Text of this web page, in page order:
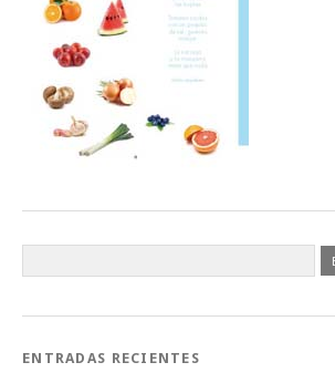
ENTRADAS RECIENTES